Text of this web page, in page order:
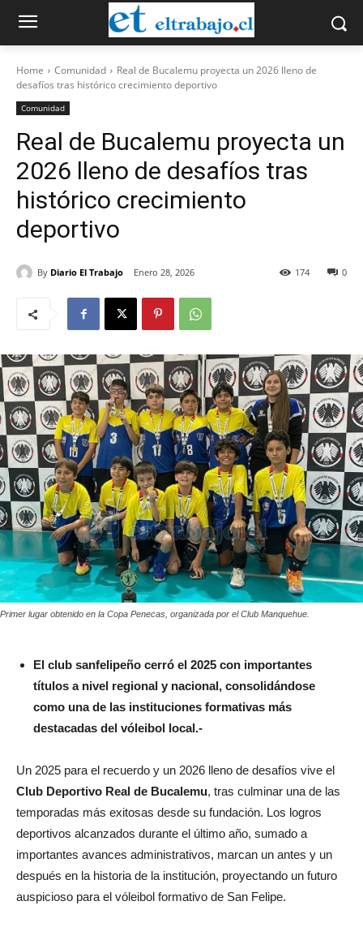
Home Comunidad
Real de Bucalemu proyecta un 2026 lleno de
desafíos tras histórico crecimiento deportivo
Comunidad
Real de Bucalemu proyecta un
2026 lleno de desafíos tras
histórico crecimiento
deportivo
By Diario El Trabajo Enero 28, 2026 0
174
Primer lugar obtenido en la Copa Penecas, organizada por el Club Manquehue.
El club sanfelipeño cerró el 2025 con importantes
títulos a nivel regional y nacional, consolidándose
como una de las instituciones formativas más
destacadas del vóleibol local.-
Un 2025 para el recuerdo y un 2026 lleno de desafíos vive el
Club Deportivo Real de Bucalemu, tras culminar una de las
temporadas más exitosas desde su fundación. Los logros
deportivos alcanzados durante el último año, sumado a
importantes avances administrativos, marcan un antes y un
después en la historia de la institución, proyectando un futuro
auspicioso para el vóleibol formativo de San Felipe.